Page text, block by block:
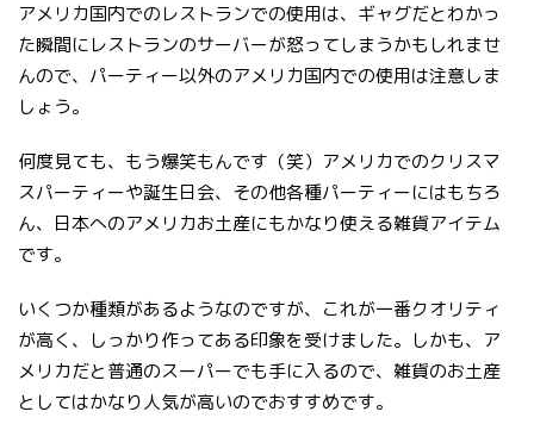
アメリカ国内でのレストランでの使用は、ギャグだとわかっ
た瞬間にレストランのサーバーが怒ってしまうかもしれませ
んので、パーティー以外のアメリカ国内での使用は注意しま
しょう。
何度見ても、もう爆笑もんです（笑）アメリカでのクリスマ
スパーティーや誕生日会、その他各種パーティーにはもちろ
ん、日本へのアメリカお土産にもかなり使える雑貨アイテム
です。
いくつか種類があるようなのですが、これが一番クオリティ
が高く、しっかり作ってある印象を受けました。しかも、ア
メリカだと普通のスーパーでも手に入るので、雑貨のお土産
としてはかなり人気が高いのでおすすめです。